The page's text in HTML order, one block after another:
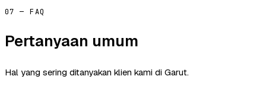
07 — FAQ
Pertanyaan umum
Hal yang sering ditanyakan klien kami di Garut.